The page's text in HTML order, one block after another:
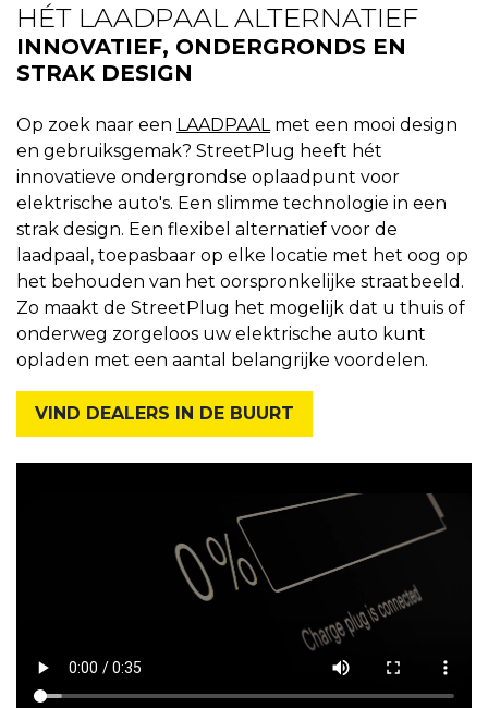
HÉT LAADPAAL ALTERNATIEF
INNOVATIEF, ONDERGRONDS EN
STRAK DESIGN
Op zoek naar een LAADPAALmet een mooi design
en gebruiksgemak? StreetPlug heeft hét
innovatieve ondergrondse oplaadpunt voor
elektrische auto's. Een slimme technologie in een
strak design. Een flexibel alternatief voor de
laadpaal, toepasbaar op elke locatie met het oog op
het behouden van het oorspronkelijke straatbeeld.
Zo maakt de StreetPlug het mogelijk dat u thuis of
onderweg zorgeloos uw elektrische auto kunt
opladen met een aantal belangrijke voordelen.
VIND DEALERS IN DE BUURT